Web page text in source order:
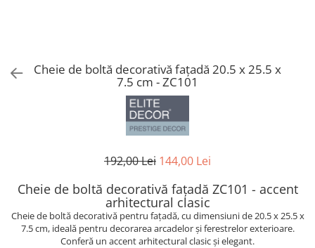
Profile decorative din polimer rigid
Brauri decorative din polimer rigid
Plinte decorative din polimer rigid
Cheie de boltă decorativă fațadă 20.5 x 25.5 x
7.5 cm - ZC101
192,00 Lei 144,00 Lei
Cheie de boltă decorativă fațadă ZC101 - accent
arhitectural clasic
Cheie de boltă decorativă pentru fațadă, cu dimensiuni de 20.5 x 25.5 x
7.5 cm, ideală pentru decorarea arcadelor și ferestrelor exterioare.
Conferă un accent arhitectural clasic și elegant.